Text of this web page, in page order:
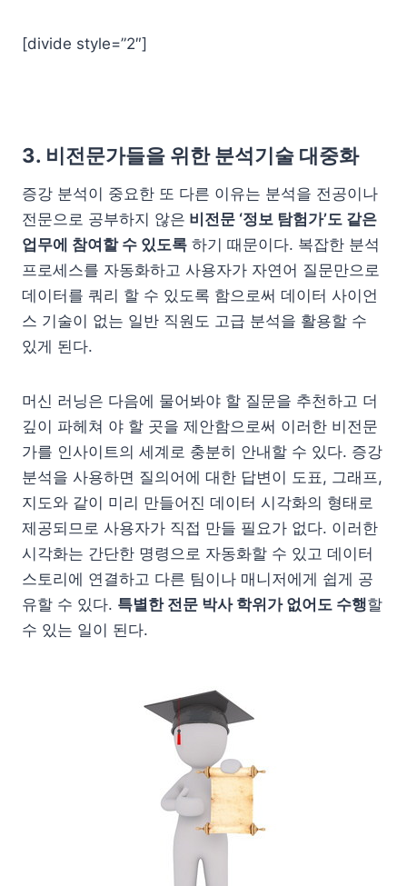
[divide style=”2″]
3. 비전문가들을 위한 분석기술 대중화
증강 분석이 중요한 또 다른 이유는 분석을 전공이나
전문으로 공부하지 않은 비전문 ‘정보 탐험가’도 같은
업무에 참여할 수 있도록 하기 때문이다. 복잡한 분석
프로세스를 자동화하고 사용자가 자연어 질문만으로
데이터를 쿼리 할 수 있도록 함으로써 데이터 사이언
스 기술이 없는 일반 직원도 고급 분석을 활용할 수
있게 된다.
머신 러닝은 다음에 물어봐야 할 질문을 추천하고 더
깊이 파헤쳐 야 할 곳을 제안함으로써 이러한 비전문
가를 인사이트의 세계로 충분히 안내할 수 있다. 증강
분석을 사용하면 질의어에 대한 답변이 도표, 그래프,
지도와 같이 미리 만들어진 데이터 시각화의 형태로
제공되므로 사용자가 직접 만들 필요가 없다. 이러한
시각화는 간단한 명령으로 자동화할 수 있고 데이터
스토리에 연결하고 다른 팀이나 매니저에게 쉽게 공
유할 수 있다. 특별한 전문 박사 학위가 없어도 수행할
수 있는 일이 된다.